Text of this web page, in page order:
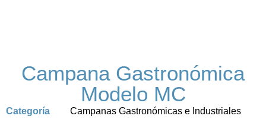
Campana Gastronómica
Modelo MC
Categoría Campanas Gastronómicas e Industriales